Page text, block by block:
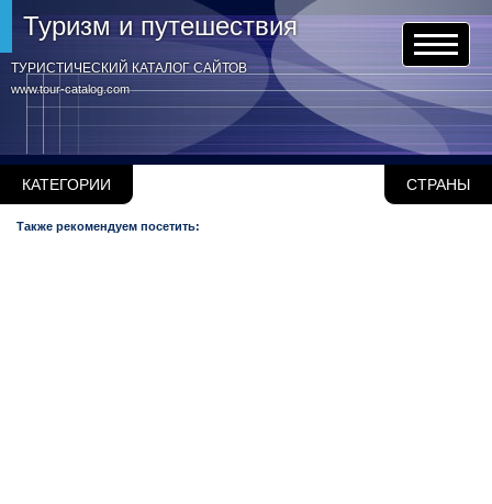
www.tour-catalog.com
Туризм и путешествия
ТУРИСТИЧЕСКИЙ КАТАЛОГ САЙТОВ
КАТЕГОРИИ СТРАНЫ
Также рекомендуем посетить: